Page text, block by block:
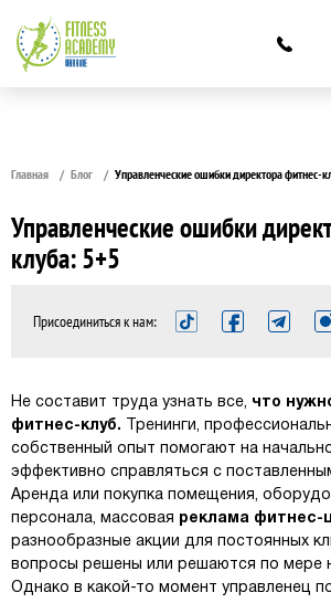
Главная Блог Управленческие ошибки директора фитнес-
Управленческие ошибки
клуба: 5+5
Присоединиться к нам:
Не составит труда узнать все, что
фитнес-клуб. Тренинги,
собственный опыт помогают на
эффективно справляться с
Аренда или покупка помещения,
персонала, массовая реклама фитнес-
разнообразные акции для постоянных
вопросы решены или решаются по мере
Однако в какой-то момент управленец